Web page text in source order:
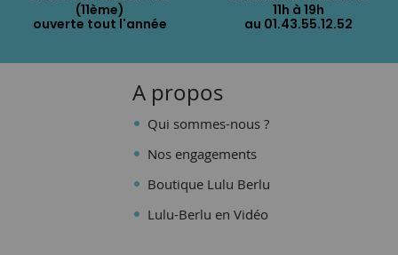
(11ème)
ouverte tout l'année
11h à 19h
au 01.43.55.12.52
A propos
Qui sommes-nous ?
Nos engagements
Boutique Lulu Berlu
Lulu-Berlu en Vidéo